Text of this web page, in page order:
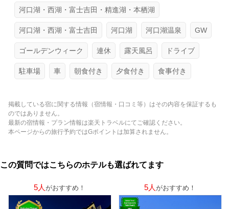
河口湖・西湖・富士吉田・精進湖・本栖湖
河口湖・西湖・富士吉田 河口湖 河口湖温泉 GW
ゴールデンウィーク 連休 露天風呂 ドライブ
駐車場 車 朝食付き 夕食付き 食事付き
掲載している宿に関する情報（宿情報・口コミ等）はその内容を保証するも
のではありません。
最新の宿情報・プラン情報は楽天トラベルにてご確認ください。
本ページからの旅行予約ではGポイントは加算されません。
この質問ではこちらのホテルも選ばれてます
5人 がおすすめ！ 5人 がおすすめ！